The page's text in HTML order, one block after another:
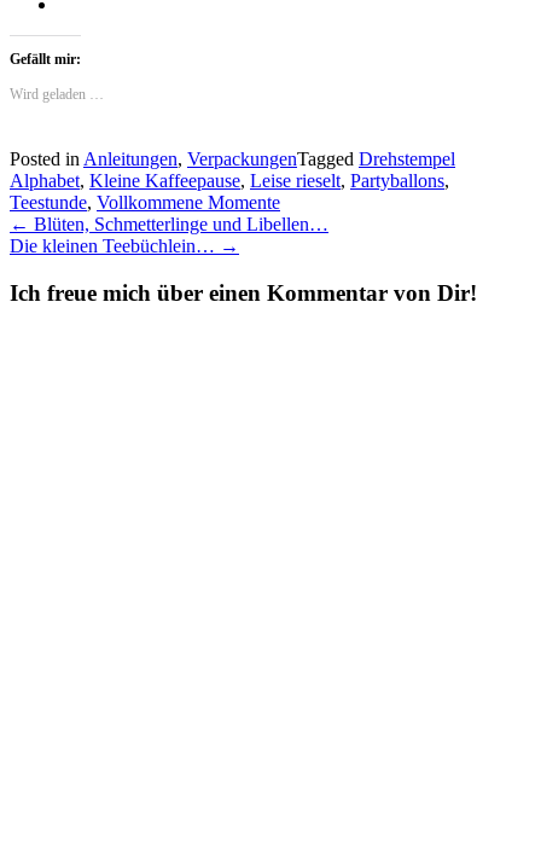
Gefällt mir:
Wird geladen …
Posted in Anleitungen, VerpackungenTagged Drehstempel
Alphabet, Kleine Kaffeepause, Leise rieselt, Partyballons,
Teestunde, Vollkommene Momente
Post
navigation
← Blüten, Schmetterlinge und Libellen…
Die kleinen Teebüchlein… →
Ich freue mich über einen Kommentar von Dir!